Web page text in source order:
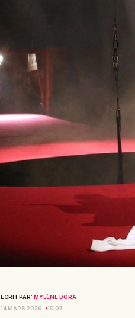
ECRIT PAR: MYLÈNE DORA
14 MARS 2026
15:07